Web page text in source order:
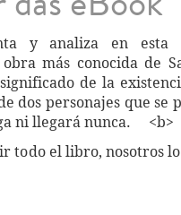
y analiza en
más conocida de
de la
dos personajes que se
ni llegará nunca. <b>
todo el libro, nosotros